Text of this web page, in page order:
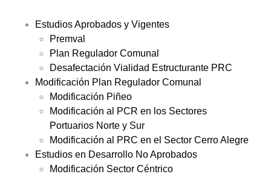
Estudios Aprobados y Vigentes
Premval
Plan Regulador Comunal
Desafectación Vialidad Estructurante PRC
Modificación Plan Regulador Comunal
Modificación Piñeo
Modificación al PCR en los Sectores
Portuarios Norte y Sur
Modificación al PRC en el Sector Cerro Alegre
Estudios en Desarrollo No Aprobados
Modificación Sector Céntrico